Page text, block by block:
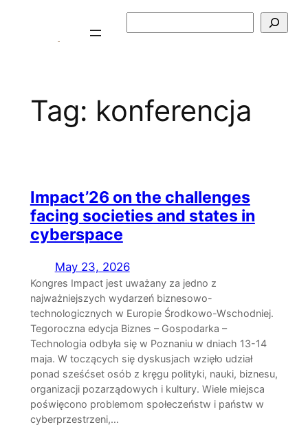
Tag: konferencja
Impact’26 on the challenges
facing societies and states in
cyberspace
May 23, 2026
Kongres Impact jest uważany za jedno z
najważniejszych wydarzeń biznesowo-
technologicznych w Europie Środkowo-Wschodniej.
Tegoroczna edycja Biznes – Gospodarka –
Technologia odbyła się w Poznaniu w dniach 13-14
maja. W toczących się dyskusjach wzięło udział
ponad sześćset osób z kręgu polityki, nauki, biznesu,
organizacji pozarządowych i kultury. Wiele miejsca
poświęcono problemom społeczeństw i państw w
cyberprzestrzeni,…